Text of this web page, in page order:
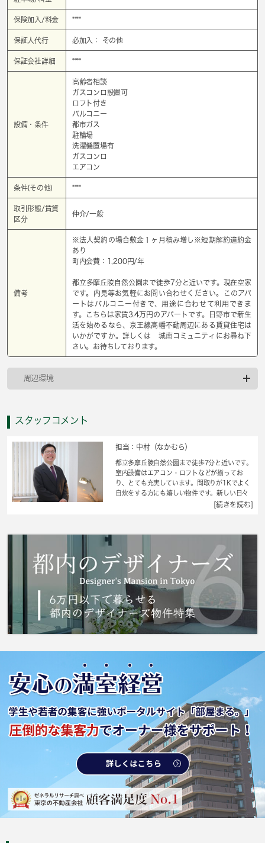
保険加入/料金 ****
保証人代行 必加入： その他
保証会社詳細 ****
設備・条件
高齢者相談
ガスコンロ設置可
ロフト付き
バルコニー
都市ガス
駐輪場
洗濯機置場有
ガスコンロ
エアコン
条件(その他) ****
取引形態/賃貸
区分
仲介/一般
備考
※法人契約の場合敷金１ヶ月積み増し※短期解約違約金
あり
町内会費：1,200円/年
都立多摩丘陵自然公園まで徒歩7分と近いです。現在空家
です。内見等お気軽にお問い合わせください。このアパ
ートはバルコニー付きで、用途に合わせて利用できま
す。こちらは家賃3.4万円のアパートです。日野市で新生
活を始めるなら、京王線高幡不動周辺にある賃貸住宅は
いかがですか。詳しくは 城南コミュニティにお尋ね下
さい。お待ちしております。
周辺環境
スタッフコメント
担当：中村（なかむら）
都立多摩丘陵自然公園まで徒歩7分と近いです。
室内設備はエアコン・ロフトなどが揃ってお
り、とても充実しています。間取りが1Kでよく
自炊をする方にも嬉しい物件です。新しい日々
を送るにふさわしい、きれいな室内です。賃料5
するなら、京王線高幡不動周辺が適しているで
ださい。
[続きを読む]